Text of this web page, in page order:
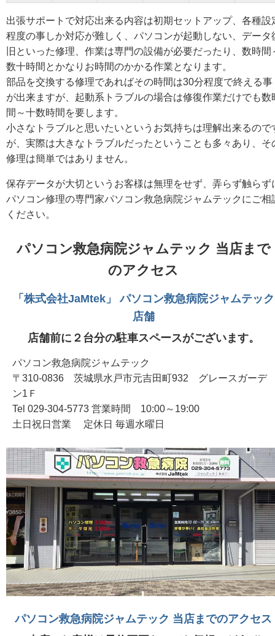
出張サポートで対応出来る内容は初期セットアップ、各種設
程度の事しか対応が難しく、パソコンが起動しない、データ
旧といった修理、作業は専門の設備が必要だったり、数時間
数十時間とかなりお時間のかかる作業となります。
部品を交換する修理であればその時間は30分程度で終える事
が出来ますが、起動系トラブルの場合は修復作業だけでも数
間～十数時間を要します。
小さなトラブルと思いたいというお気持ちは理解出来るので
が、実際は大きなトラブルだったということも多々あり、そ
修理は簡単ではありません。
保存データが大切というお客様は無理をせず、弄らず触らず
パソコン修理の専門家パソコン救急病院ジャムテックにご相
ください。
パソコン救急病院ジャムテック 当店まで
のアクセス
「株式会社JaMtek」 パソコン救急病院ジャムテック
店舗
店舗前に２台分の駐車スペースがございます。
パソコン救急病院ジャムテック
〒310-0836 茨城県水戸市元吉田町932 グレースガーデ
ン1Ｆ
Tel 029-304-5773 営業時間 10:00～19:00
土日祝日営業 定休日 毎週水曜日
パソコン救急病院ジャムテック 当店までのアクセス